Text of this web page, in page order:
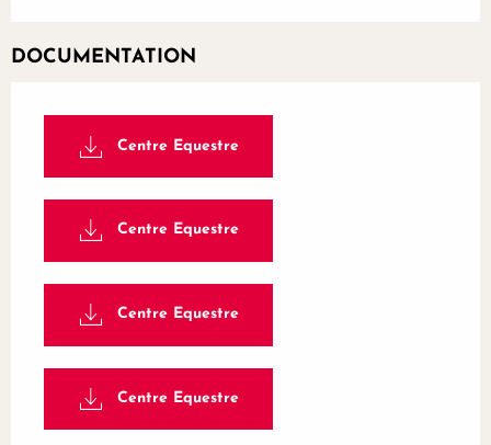
DOCUMENTATION
Centre Equestre
Centre Equestre
Centre Equestre
Centre Equestre